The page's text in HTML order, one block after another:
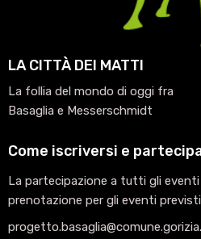
LA CITTÀ DEI MATTI
La follia del mondo di oggi fra
Basaglia e Messerschmidt
Come iscriversi e
La partecipazione a tutti gli
prenotazione per gli eventi